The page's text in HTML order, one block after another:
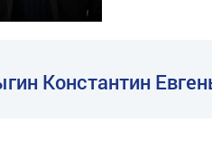
Константин